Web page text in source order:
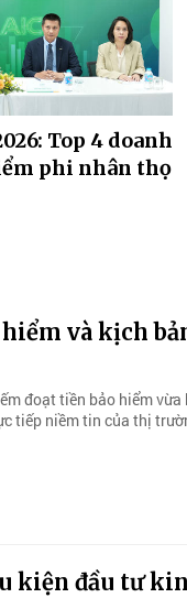
Top 4 doanh
phi nhân thọ
và kịch
đoạt tiền bảo hiểm
tiếp niềm tin của thị
kiện đầu tư